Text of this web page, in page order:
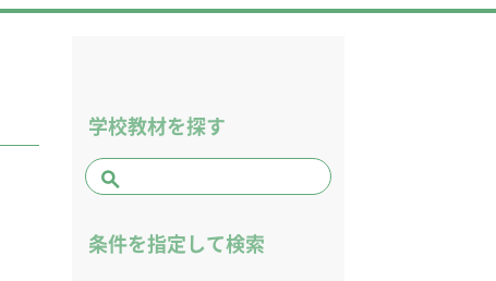
学校教材を探す
条件を指定して検索